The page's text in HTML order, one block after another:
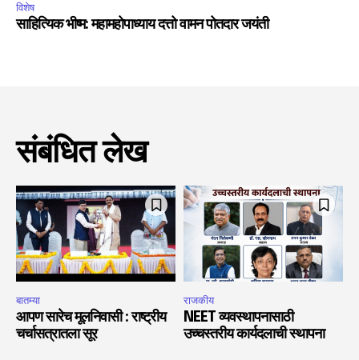
विशेष
साहित्यिक भीष्म: महामहोपाध्याय दत्तो वामन पोतदार जयंती
संबंधित लेख
बातम्या
आपण सारेच मूलनिवासी : राष्ट्रीय
चर्चासत्रातला सूर
राजकीय
NEET व्यवस्थापनासाठी
उच्चस्तरीय कार्यदलाची स्थापना